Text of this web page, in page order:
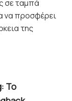
σε ταμπά
να προσφέρει
της
: Το